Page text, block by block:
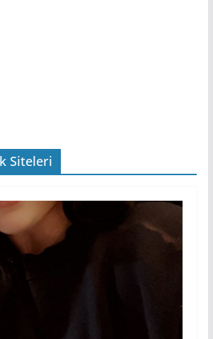
Siteleri